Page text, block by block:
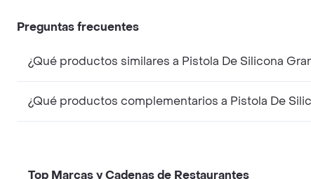
Preguntas frecuentes
¿Qué productos similares a Pistola De Silicona
¿Qué productos complementarios a Pistola De
Top Marcas y Cadenas de Restaurantes